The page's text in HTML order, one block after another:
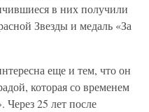
в них получили
Звезды и медаль «За
еще и тем, что он
которая со временем
25 лет после